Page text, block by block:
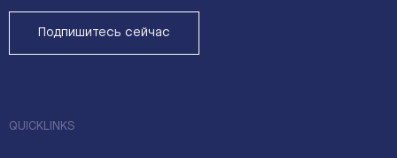
Подпишитесь сейчас
QUICKLINKS